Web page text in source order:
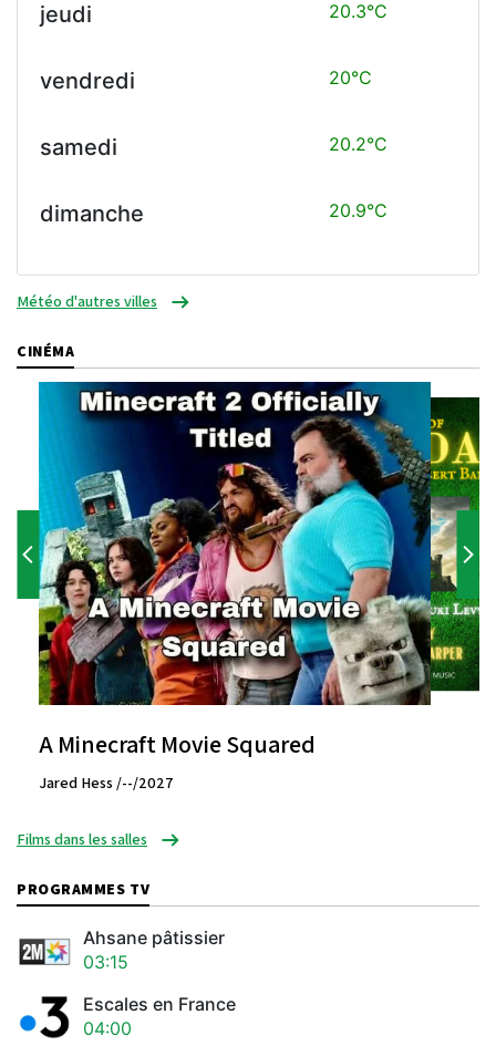
jeudi 20.3°C
vendredi 20°C
samedi 20.2°C
dimanche 20.9°C
Météo d'autres villes
CINÉMA
A Minecraft Movie Squared
Jared Hess /--/2027
Films dans les salles
PROGRAMMES TV
Ahsane pâtissier
03:15
Escales en France
04:00